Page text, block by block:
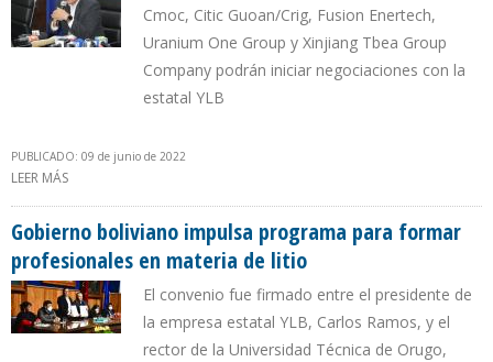
Cmoc, Citic Guoan/Crig, Fusion Enertech,
Uranium One Group y Xinjiang Tbea Group
Company podrán iniciar negociaciones con la
estatal YLB
PUBLICADO: 09 de junio de 2022
LEER MÁS
Gobierno boliviano impulsa programa para formar
profesionales en materia de litio
El convenio fue firmado entre el presidente de
la empresa estatal YLB, Carlos Ramos, y el
rector de la Universidad Técnica de Orugo,